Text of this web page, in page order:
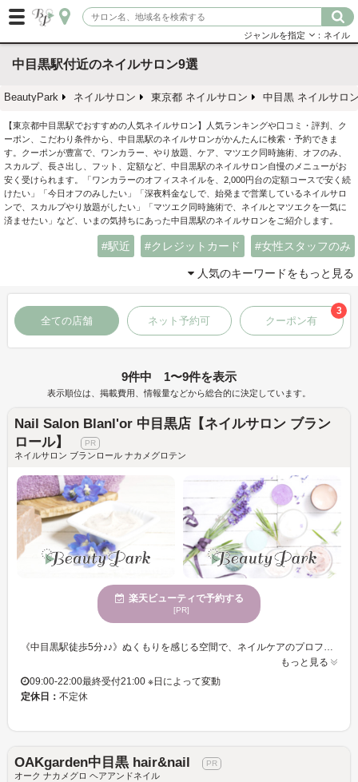
ジャンルを指定 ：ネイル
中目黒駅付近のネイルサロン9選
BeautyPark ネイルサロン 東京都 ネイルサロン 中目黒 ネイルサロ
【東京都中目黒駅でおすすめの人気ネイルサロン】人気ランキングや口コミ・評判、ク
ーポン、こだわり条件から、中目黒駅のネイルサロンがかんたんに検索・予約できま
す。クーポンが豊富で、ワンカラー、やり放題、ケア、マツエク同時施術、オフのみ、
スカルプ、長さ出し、フット、定額など、中目黒駅のネイルサロン自慢のメニューがお
安く受けられます。「ワンカラーのオフィスネイルを、2,000円台の定額コースで安く続
けたい」「今日オフのみしたい」「深夜料金なしで、始発まで営業しているネイルサロ
ンで、スカルプやり放題がしたい」「マツエク同時施術で、ネイルとマツエクを一気に
済ませたい」など、いまの気持ちにあった中目黒駅のネイルサロンをご紹介します。
駅近 クレジットカード 女性スタッフのみ
人気のキーワードをもっと見る
全ての店舗 ネット予約可 クーポン有
3
9件中 1〜9件を表示
表示順位は、掲載費用、情報量などから総合的に決定しています。
Nail Salon Blanl'or 中目黒店【ネイルサロン ブラン
ロール】
ネイルサロン ブランロール ナカメグロテン
楽天ビューティで予約する
[PR]
《中目黒駅徒歩5分♪♪》ぬくもりを感じる空間で、ネイルケアのプロフェッショナルがお待ちしています。クレジットカードや電子決済の利用OKで、便利で気軽に立ち寄れるサロン☆心も爪も輝くひとときを！ Nail Salon Blanl'or 中目黒店で、居心地の良さを感じながら、心地よい時間をお過ごしいただけます。ネイルケアに秀でた私たちの技術で、指先から美しさを引き出し、大切なひとときを提供いたします。大人女性に大変好評で、その魅力を一層際立たせるお手伝いをさせていただきます。心が安らぐ雰囲気の中で、あなたの魅力を引き出すお手入れをお楽しみください。Nail Salon Blanl'or 中目黒店は、多様な決済方法に対応しており、気軽にご利用いただけます。エレガントな指先を目指しながら、心温まるひとときを提供します。
もっと見る
09:00-22:00最終受付21:00 ※日によって変動
定休日： 不定休
OAKgarden中目黒 hair&nail
オーク ナカメグロ ヘアアンドネイル